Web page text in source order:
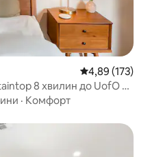
Середня
4,89 (173)
8 хвилин до UofO та
· Комфорт